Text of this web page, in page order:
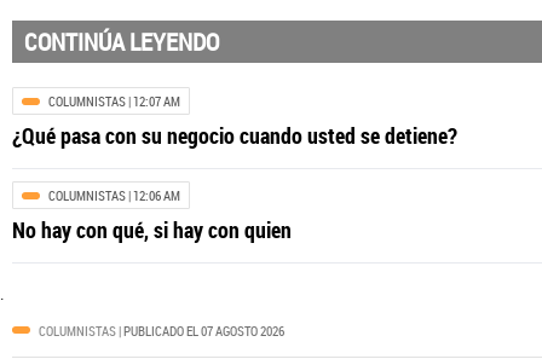
COLOMBIA| 06:00 AM
El círculo que llevó a De la Espriella a la
CONTINÚA LEYENDO
COLUMNISTAS| 12:07 AM
¿Qué pasa con su negocio cuando usted se detiene?
COLUMNISTAS| 12:06 AM
No hay con qué, si hay con quien
.
COLUMNISTAS| PUBLICADO EL 07 AGOSTO 2026